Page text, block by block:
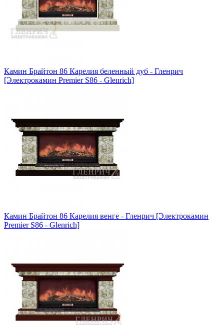
Камин Брайтон 86 Карелия беленный дуб - Гленрич
[Электрокамин Premier S86 - Glenrich]
Камин Брайтон 86 Карелия венге - Гленрич [Электрокамин
Premier S86 - Glenrich]